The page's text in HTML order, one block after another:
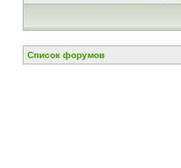
Список форумов